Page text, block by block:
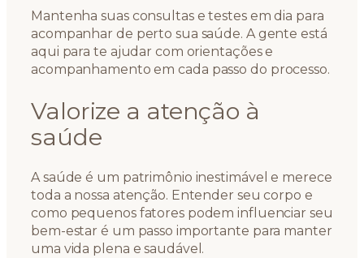
Mantenha suas consultas e testes em dia para
acompanhar de perto sua saúde. A gente está
aqui para te ajudar com orientações e
acompanhamento em cada passo do processo.
Valorize a atenção à
saúde
A saúde é um patrimônio inestimável e merece
toda a nossa atenção. Entender seu corpo e
como pequenos fatores podem influenciar seu
bem-estar é um passo importante para manter
uma vida plena e saudável.